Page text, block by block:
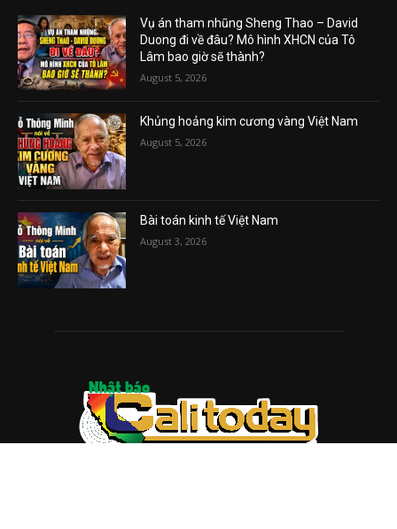
Vụ án tham nhũng Sheng Thao – David
Duong đi về đâu? Mô hình XHCN của Tô
Lâm bao giờ sẽ thành?
August 5, 2026
Khủng hoảng kim cương vàng Việt Nam
August 5, 2026
Bài toán kinh tế Việt Nam
August 3, 2026